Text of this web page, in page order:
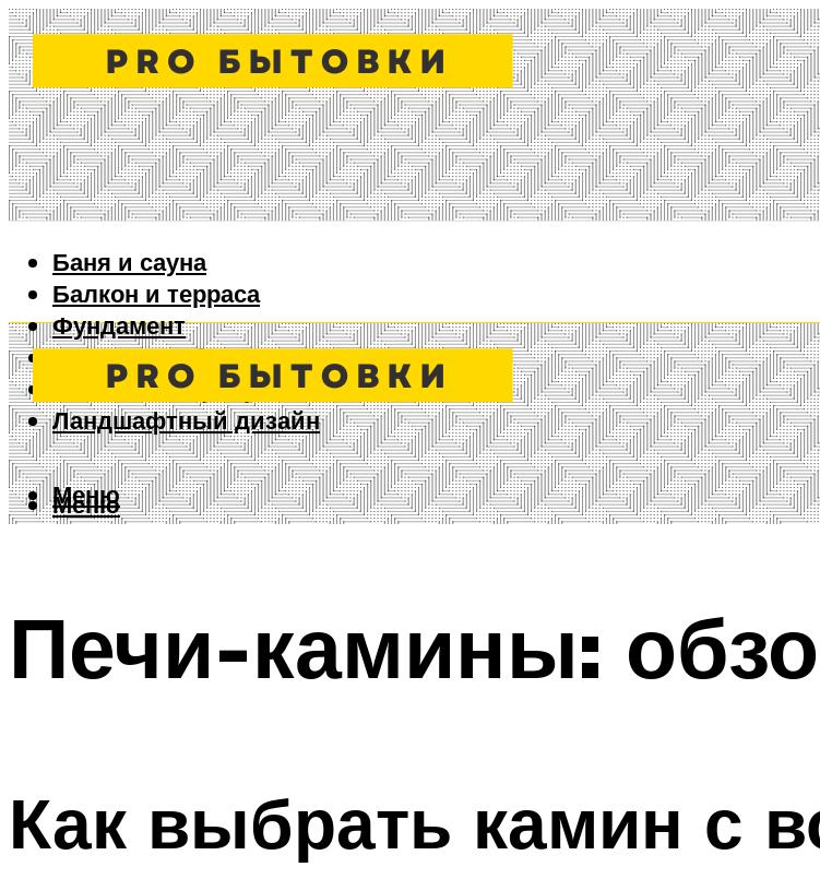
Баня и сауна
Балкон и терраса
Фундамент
Ворота и забор
Дизайн интерьера
Ландшафтный дизайн
Меню
Меню
Печи-камины:
Как выбрать камин с